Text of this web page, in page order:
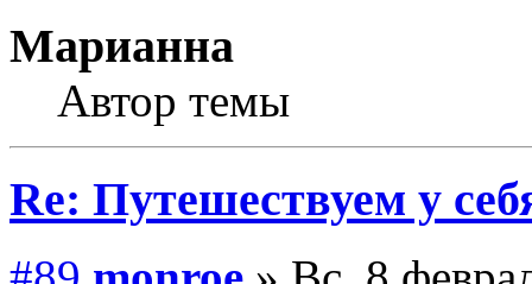
Марианна
Автор темы
Re: Путешествуем у